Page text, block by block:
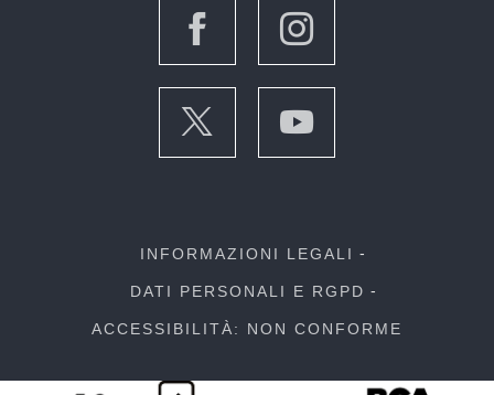
INFORMAZIONI LEGALI
DATI PERSONALI E RGPD
ACCESSIBILITÀ: NON CONFORME